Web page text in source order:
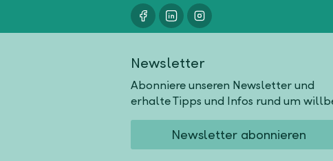
Newsletter
Abonniere unseren Newsletter und
erhalte Tipps und Infos rund um
Newsletter abonnieren